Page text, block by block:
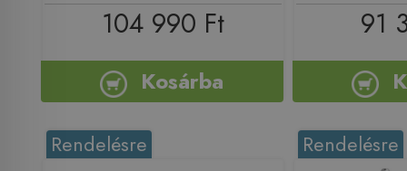
104 990 Ft
Kosárba
91
Rendelésre Rendelésre